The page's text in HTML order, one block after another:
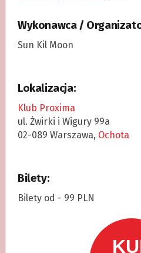
Wykonawca /
Sun Kil Moon
Lokalizacja:
Klub Proxima
ul. Żwirki i Wigury 99a
02-089 Warszawa, Ochota
Bilety:
Bilety od - 99 PLN